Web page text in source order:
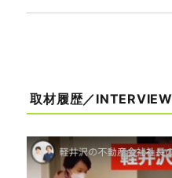
取材履歴／INTERVIEW